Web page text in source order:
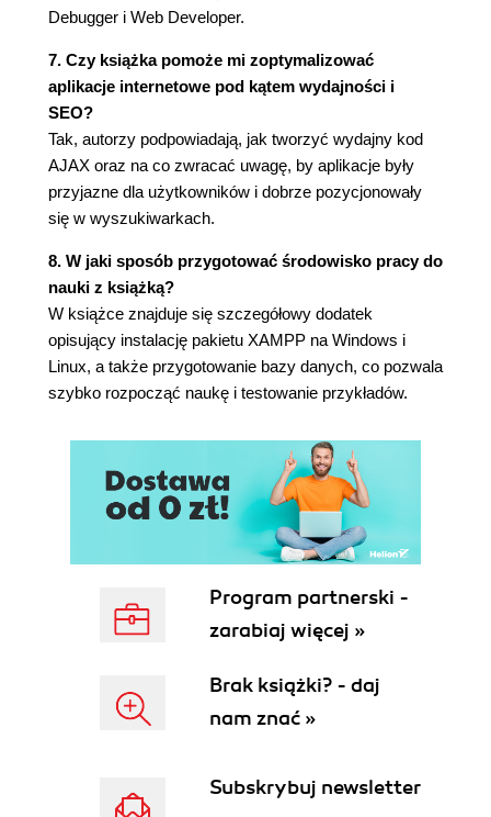
Prosty przykład pracy z danymi w formacie
Podsumowanie (117)
Rozdział 4. Skrypty PHP i używanie MySQL po
stronie serwera (119)
PHP, DOM i XML (120)
Język PHP i format JSON (125)
Przekazywanie zmiennych i obsługa błędów w
Praca z bazą MySQL (139)
Tworzenie tabel w bazie danych (139)
Przetwarzanie danych (142)
Łączenie się z bazą danych i wykonywanie
zapytań (143)
Podsumowanie (149)
Rozdział 5. Weryfikacja poprawności
wprowadzanych danych za pomocą AJAX (151)
Implementacja weryfikacji poprawności danych z
zastosowaniem technologii AJAX (152)
Obiekt klasy XMLHttpRequest, wersja 2. (156)
Weryfikacja danych z wykorzystaniem możliwości
technologii AJAX (164)
Rozdział 6. Debugowanie i profilowanie aplikacji
AJAX (187)
Internet Explorer (188)
Uruchamianie debugowania w
Debugger i Web Developer.
7. Czy książka pomoże mi zoptymalizować
aplikacje internetowe pod kątem wydajności i
SEO?
Tak, autorzy podpowiadają, jak tworzyć wydajny kod
AJAX oraz na co zwracać uwagę, by aplikacje były
przyjazne dla użytkowników i dobrze pozycjonowały
się w wyszukiwarkach.
8. W jaki sposób przygotować środowisko pracy do
nauki z książką?
W książce znajduje się szczegółowy dodatek
opisujący instalację pakietu XAMPP na Windows i
Linux, a także przygotowanie bazy danych, co pozwala
szybko rozpocząć naukę i testowanie przykładów.
Program partnerski -
zarabiaj więcej »
Brak książki? - daj
nam znać »
Subskrybuj newsletter